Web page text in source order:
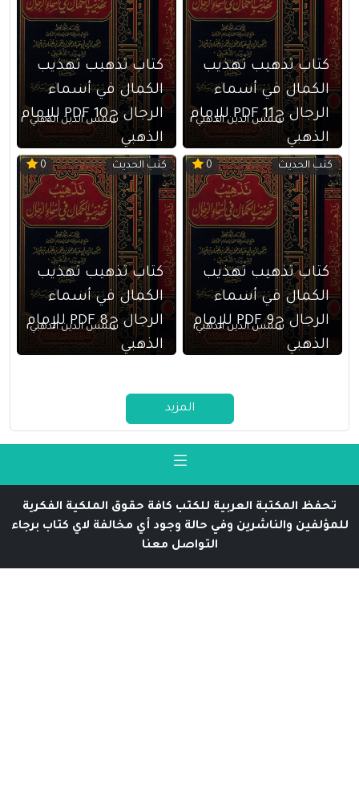
كتاب تذهيب تهذيب
الكمال في أسماء
الرجال ج11 PDF للإمام
الذهبي
شمس الدين الذهبي
كتاب تذهيب تهذيب
الكمال في أسماء
الرجال ج10 PDF للإمام
الذهبي
شمس الدين الذهبي
كتب الحديث 0
كتاب تذهيب تهذيب
الكمال في أسماء
الرجال ج9 PDF للإمام
الذهبي
شمس الدين الذهبي
كتب الحديث 0
كتاب تذهيب تهذيب
الكمال في أسماء
الرجال ج8 PDF للإمام
الذهبي
شمس الدين الذهبي
المزيد
تحفظ المكتبة العربية للكتب كافة حقوق الملكية الفكرية
للمؤلفين والناشرين وفي حالة وجود أي مخالفة لاي كتاب برجاء
التواصل معنا